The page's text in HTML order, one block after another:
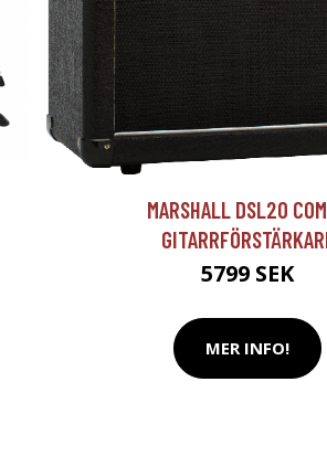
MARSHALL DSL20
5799 SEK
MER INFO!